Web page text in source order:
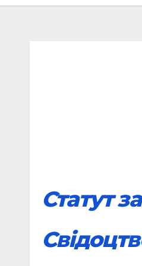
Статут